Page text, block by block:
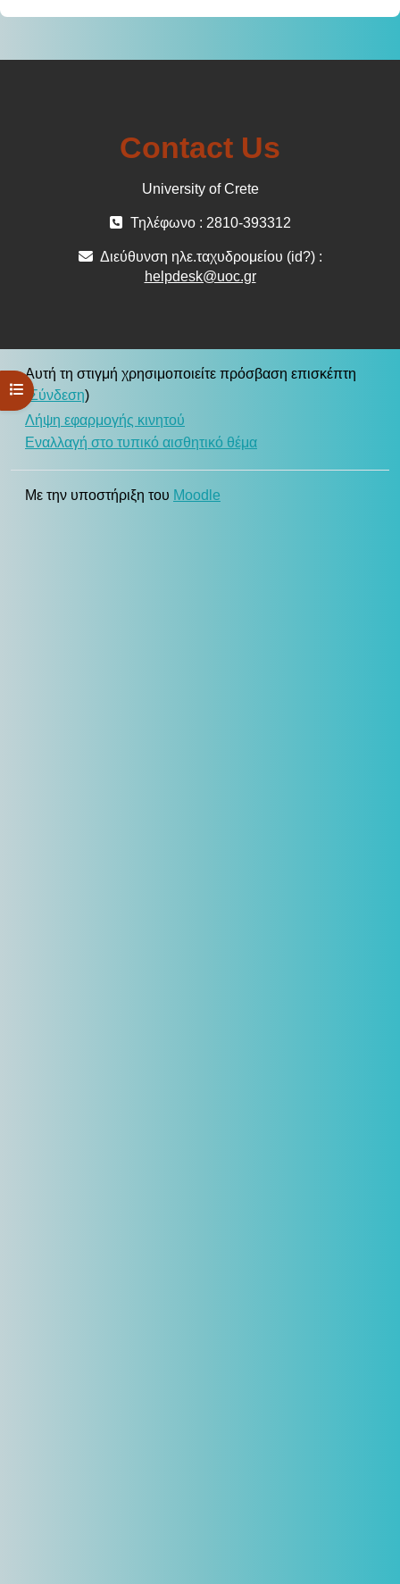
Άνοιγμα ευρετηρίου μαθήματος
Contact Us
University of Crete
Τηλέφωνο : 2810-393312
Διεύθυνση ηλε.ταχυδρομείου (id?) :
helpdesk@uoc.gr
Αυτή τη στιγμή χρησιμοποιείτε πρόσβαση επισκέπτη
Σύνδεση)
Λήψη εφαρμογής κινητού
Εναλλαγή στο τυπικό αισθητικό θέμα
Με την υποστήριξη του Moodle